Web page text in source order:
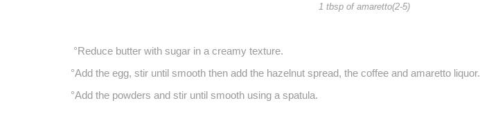
1 tbsp of amaretto(2-5)
°Reduce butter with sugar in a creamy texture.
°Add the egg, stir until smooth then add the hazelnut spread, the coffee and amaretto liquor.
°Add the powders and stir until smooth using a spatula.